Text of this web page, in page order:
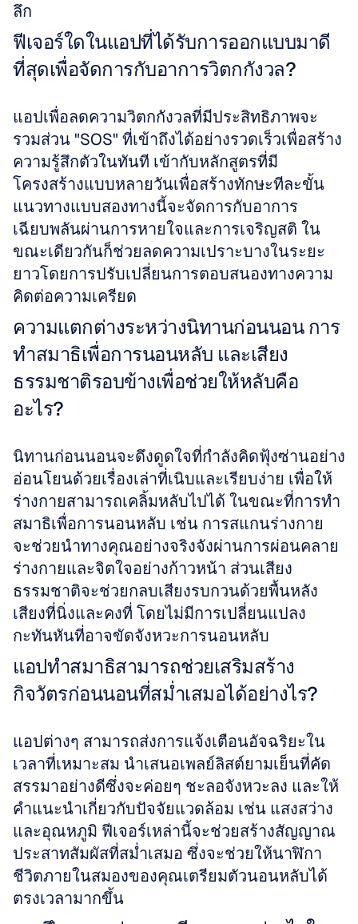
ลึก
ฟีเจอร์ใดในแอปที่ได้รับการออกแบบมาดี
ที่สุดเพื่อจัดการกับอาการวิตกกังวล?
แอปเพื่อลดความวิตกกังวลที่มีประสิทธิภาพจะ
รวมส่วน "SOS" ที่เข้าถึงได้อย่างรวดเร็วเพื่อสร้าง
ความรู้สึกตัวในทันที เข้ากับหลักสูตรที่มี
โครงสร้างแบบหลายวันเพื่อสร้างทักษะทีละขั้น
แนวทางแบบสองทางนี้จะจัดการกับอาการ
เฉียบพลันผ่านการหายใจและการเจริญสติ ใน
ขณะเดียวกันก็ช่วยลดความเปราะบางในระยะ
ยาวโดยการปรับเปลี่ยนการตอบสนองทางความ
คิดต่อความเครียด
ความแตกต่างระหว่างนิทานก่อนนอน การ
ทำสมาธิเพื่อการนอนหลับ และเสียง
ธรรมชาติรอบข้างเพื่อช่วยให้หลับคือ
อะไร?
นิทานก่อนนอนจะดึงดูดใจที่กำลังคิดฟุ้งซ่านอย่าง
อ่อนโยนด้วยเรื่องเล่าที่เนิบและเรียบง่าย เพื่อให้
ร่างกายสามารถเคลิ้มหลับไปได้ ในขณะที่การทำ
สมาธิเพื่อการนอนหลับ เช่น การสแกนร่างกาย
จะช่วยนำทางคุณอย่างจริงจังผ่านการผ่อนคลาย
ร่างกายและจิตใจอย่างก้าวหน้า ส่วนเสียง
ธรรมชาติจะช่วยกลบเสียงรบกวนด้วยพื้นหลัง
เสียงที่นิ่งและคงที่ โดยไม่มีการเปลี่ยนแปลง
กะทันหันที่อาจขัดจังหวะการนอนหลับ
แอปทำสมาธิสามารถช่วยเสริมสร้าง
กิจวัตรก่อนนอนที่สม่ำเสมอได้อย่างไร?
แอปต่างๆ สามารถส่งการแจ้งเตือนอัจฉริยะใน
เวลาที่เหมาะสม นำเสนอเพลย์ลิสต์ยามเย็นที่คัด
สรรมาอย่างดีซึ่งจะค่อยๆ ชะลอจังหวะลง และให้
คำแนะนำเกี่ยวกับปัจจัยแวดล้อม เช่น แสงสว่าง
และอุณหภูมิ ฟีเจอร์เหล่านี้จะช่วยสร้างสัญญาณ
ประสาทสัมผัสที่สม่ำเสมอ ซึ่งจะช่วยให้นาฬิกา
ชีวิตภายในสมองของคุณเตรียมตัวนอนหลับได้
ตรงเวลามากขึ้น